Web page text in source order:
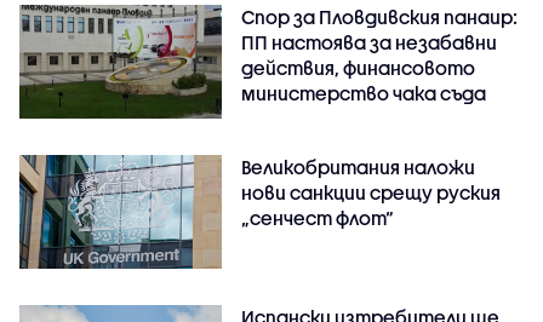
Спор за Пловдивския панаир:
ПП настоява за незабавни
действия, финансовото
министерство чака съда
Великобритания наложи
нови санкции срещу руския
„сенчест флот“
Испански изтребители ще